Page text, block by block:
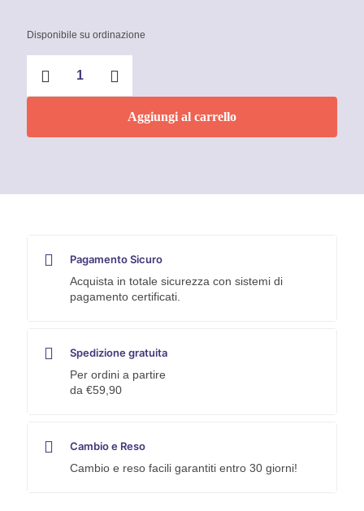
Disponibile su ordinazione
GAS
FIAMMA
Aggiungi al carrello
Pagamento Sicuro
Acquista in totale sicurezza con sistemi di
pagamento certificati.
Spedizione gratuita
Per ordini a partire
da €59,90
Cambio e Reso
Cambio e reso facili garantiti entro 30 giorni!